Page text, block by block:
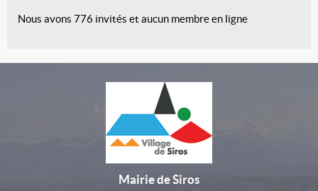
Nous avons 776 invités et aucun membre en ligne
Mairie de Siros